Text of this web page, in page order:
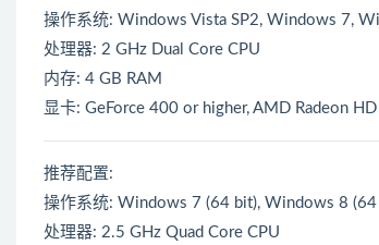
操作系统: Windows Vista SP2, Windows 7,
处理器: 2 GHz Dual Core CPU
内存: 4 GB RAM
显卡: GeForce 400 or higher, AMD Radeon
推荐配置:
操作系统: Windows 7 (64 bit), Windows 8
处理器: 2.5 GHz Quad Core CPU